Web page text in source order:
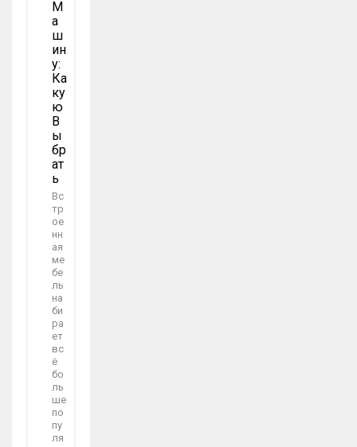
М
А
Ш
Ин
У:
Ка
Ку
Ю
В
Ы
Бр
Ат
Ь
Вс
тр
ое
нн
ая
ме
бе
ль
на
би
ра
ет
вс
ё
бо
ль
ше
по
пу
ля